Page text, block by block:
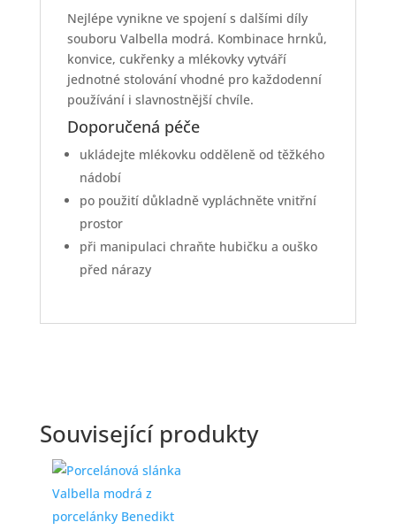
Nejlépe vynikne ve spojení s dalšími díly
souboru Valbella modrá. Kombinace hrnků,
konvice, cukřenky a mlékovky vytváří
jednotné stolování vhodné pro každodenní
používání i slavnostnější chvíle.
Doporučená péče
ukládejte mlékovku odděleně od těžkého
nádobí
po použití důkladně vypláchněte vnitřní
prostor
při manipulaci chraňte hubičku a ouško
před nárazy
Související produkty